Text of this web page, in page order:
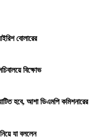
বোলারের
বিক্ষোভ
হবে, আশা ডিএমপি কমিশনারের
যা বললেন